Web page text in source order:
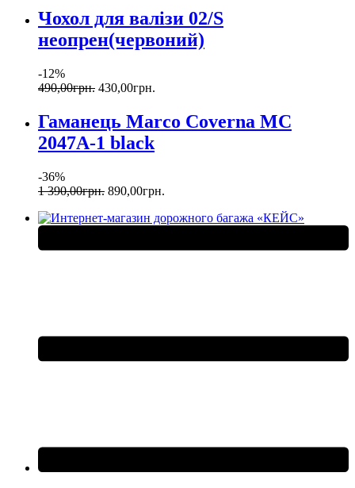
Чохол для валізи 02/S
неопрен(червоний)
-12%
490,00грн. 430,00грн.
Гаманець Marco Coverna MC
2047A-1 black
-36%
1 390,00грн. 890,00грн.